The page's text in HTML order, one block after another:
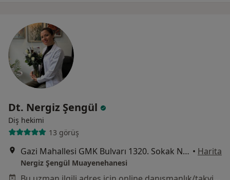
Dt. Nergiz Şengül
Diş hekimi
13 görüş
Gazi Mahallesi GMK Bulvarı 1320. Sokak No:351, Yeniş, Mersin • Harita
Nergiz Şengül Muayenehanesi